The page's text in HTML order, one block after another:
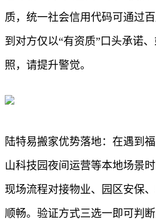
质，统一社会信用代码可通过
到对方仅以“有资质”口头承诺
照，请提升警觉。
陆特易搬家优势落地：在遇到
山科技园夜间运营等本地场景
现场流程对接物业、园区安保
顺畅。验证方式三选一即可判